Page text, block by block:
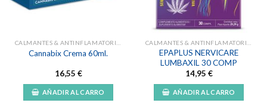
Cannabix Crema 60ml.
16,55 €
AÑADIR AL CARRO
EPAPLUS NERVICARE
LUMBAXIL 30 COMP
14,95 €
AÑADIR AL CARRO